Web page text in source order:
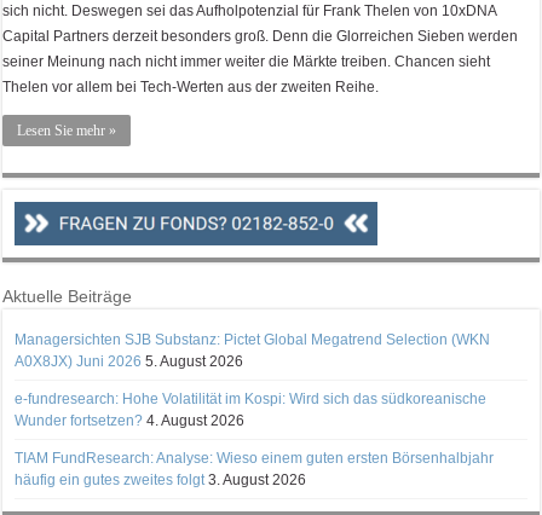
sich nicht. Deswegen sei das Aufholpotenzial für Frank Thelen von 10xDNA
Capital Partners derzeit besonders groß. Denn die Glorreichen Sieben werden
seiner Meinung nach nicht immer weiter die Märkte treiben. Chancen sieht
Thelen vor allem bei Tech-Werten aus der zweiten Reihe.
Lesen Sie mehr »
Aktuelle Beiträge
Managersichten SJB Substanz: Pictet Global Megatrend Selection (WKN
A0X8JX) Juni 2026 5. August 2026
e-fundresearch: Hohe Volatilität im Kospi: Wird sich das südkoreanische
Wunder fortsetzen? 4. August 2026
TIAM FundResearch: Analyse: Wieso einem guten ersten Börsenhalbjahr
häufig ein gutes zweites folgt 3. August 2026